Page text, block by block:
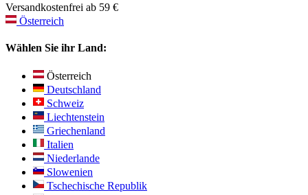
Versandkostenfrei ab 59 €
Österreich
Wählen Sie ihr Land:
Österreich
Deutschland
Schweiz
Liechtenstein
Griechenland
Italien
Niederlande
Slowenien
Tschechische Republik